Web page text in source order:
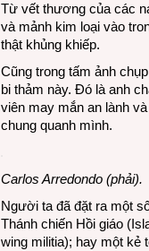
Từ vết thương của các
và mảnh kim loại vào
thật khủng khiếp.
Cũng trong tấm ảnh
bi thảm này. Đó là anh
viên may mắn an lành
chung quanh mình.
Carlos Arredondo (phải).
Người ta đã đặt ra một
Thánh chiến Hồi giáo
wing militia); hay một kẻ